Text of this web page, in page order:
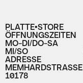
PLATTE•STORE
ÖFFNUNGSZEITEN
MO-DI/DO-SA
MI/SO
ADRESSE
MEMHARDSTRASSE
10178